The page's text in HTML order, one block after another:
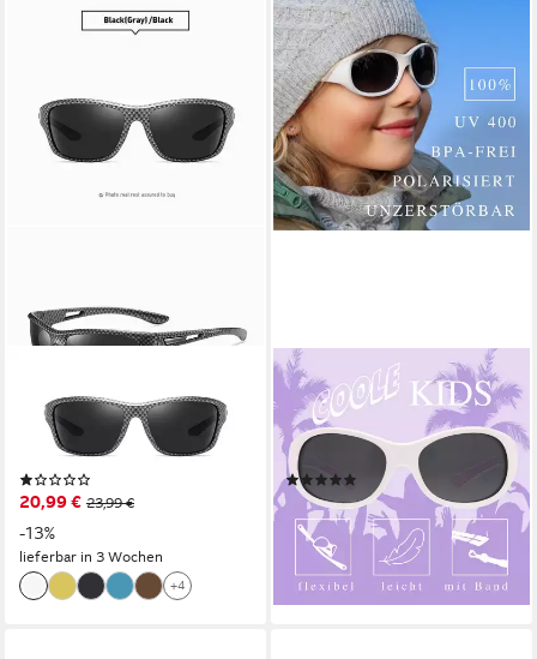
Fahrradbrille Sportbrille
Polarisiert Ultraleicht Damen
Herren UV Schutz
20,99 € 23,99 €
-13%
lieferbar in 3 Wochen
+4
ACTIVESOL
Sonnenbrille Kinder
Kids@School, 5-10 Jahre UV-
Schutz, polarisiert
31,95 € UVP37,95 €
-16%
lieferbar - in 4-5 Werktagen bei dir
+1